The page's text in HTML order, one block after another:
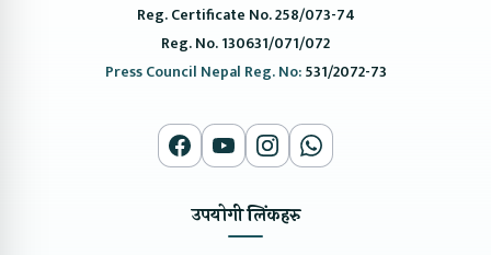
Reg. Certificate No. 258/073-74
Reg. No. 130631/071/072
Press Council Nepal Reg. No:531/2072-73
उपयोगी लिंकहरु